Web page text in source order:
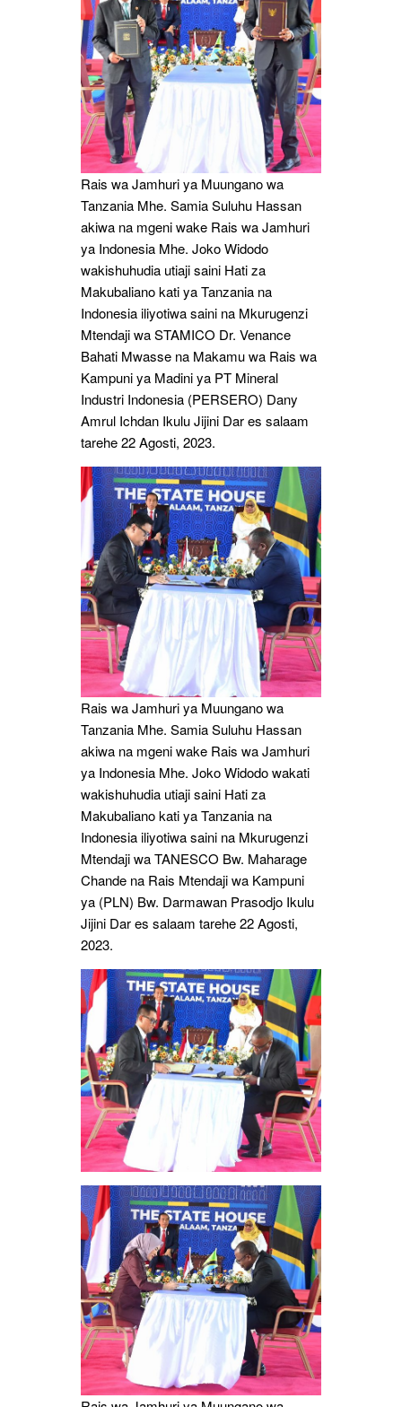
Rais wa Jamhuri ya Muungano wa
Tanzania Mhe. Samia Suluhu Hassan
akiwa na mgeni wake Rais wa Jamhuri
ya Indonesia Mhe. Joko Widodo
wakishuhudia utiaji saini Hati za
Makubaliano kati ya Tanzania na
Indonesia iliyotiwa saini na Mkurugenzi
Mtendaji wa STAMICO Dr. Venance
Bahati Mwasse na Makamu wa Rais wa
Kampuni ya Madini ya PT Mineral
Industri Indonesia (PERSERO) Dany
Amrul Ichdan Ikulu Jijini Dar es salaam
tarehe 22 Agosti, 2023.
Rais wa Jamhuri ya Muungano wa
Tanzania Mhe. Samia Suluhu Hassan
akiwa na mgeni wake Rais wa Jamhuri
ya Indonesia Mhe. Joko Widodo wakati
wakishuhudia utiaji saini Hati za
Makubaliano kati ya Tanzania na
Indonesia iliyotiwa saini na Mkurugenzi
Mtendaji wa TANESCO Bw. Maharage
Chande na Rais Mtendaji wa Kampuni
ya (PLN) Bw. Darmawan Prasodjo Ikulu
Jijini Dar es salaam tarehe 22 Agosti,
2023.